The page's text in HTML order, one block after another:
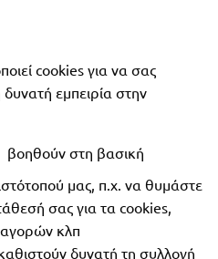
Ακολουθήστε μας
- All rights
| Προστασία δεδομένων
συναλλαγών
cookies για να σας
εμπειρία στην
βοηθούν στη βασική
μας, π.χ. να θυμάστε
σας για τα cookies,
αγορών κλπ
δυνατή τη συλλογή